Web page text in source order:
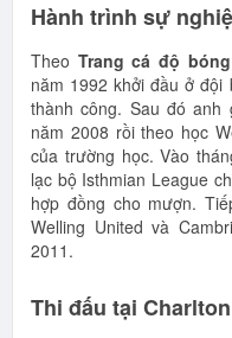
Hành trình sự
Theo Trang cá độ
năm 1992 khởi đầu ở đội
thành công. Sau đó
năm 2008 rồi theo học
của trường học. Vào
lạc bộ Isthmian League
hợp đồng cho mượn.
Welling United và
2011.
Thi đấu tại